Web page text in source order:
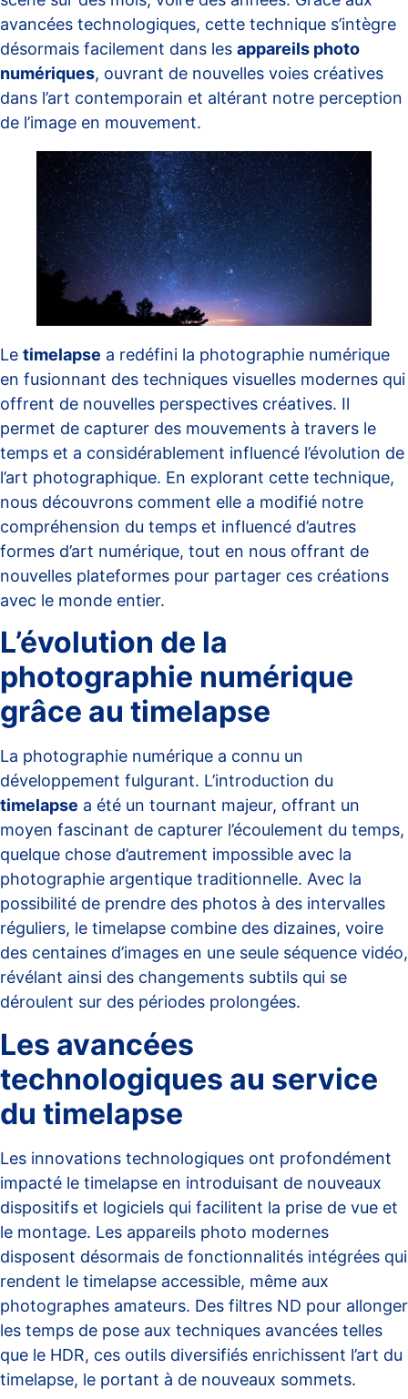
avancées technologiques, cette technique s’intègre
désormais facilement dans les appareils photo
numériques, ouvrant de nouvelles voies créatives
dans l’art contemporain et altérant notre perception
de l’image en mouvement.
Le timelapse a redéfini la photographie numérique
en fusionnant des techniques visuelles modernes qui
offrent de nouvelles perspectives créatives. Il
permet de capturer des mouvements à travers le
temps et a considérablement influencé l’évolution de
l’art photographique. En explorant cette technique,
nous découvrons comment elle a modifié notre
compréhension du temps et influencé d’autres
formes d’art numérique, tout en nous offrant de
nouvelles plateformes pour partager ces créations
avec le monde entier.
L’évolution de la
photographie numérique
grâce au timelapse
La photographie numérique a connu un
développement fulgurant. L’introduction du
timelapse a été un tournant majeur, offrant un
moyen fascinant de capturer l’écoulement du temps,
quelque chose d’autrement impossible avec la
photographie argentique traditionnelle. Avec la
possibilité de prendre des photos à des intervalles
réguliers, le timelapse combine des dizaines, voire
des centaines d’images en une seule séquence vidéo,
révélant ainsi des changements subtils qui se
déroulent sur des périodes prolongées.
Les avancées
technologiques au service
du timelapse
Les innovations technologiques ont profondément
impacté le timelapse en introduisant de nouveaux
dispositifs et logiciels qui facilitent la prise de vue et
le montage. Les appareils photo modernes
disposent désormais de fonctionnalités intégrées qui
rendent le timelapse accessible, même aux
photographes amateurs. Des filtres ND pour allonger
les temps de pose aux techniques avancées telles
que le HDR, ces outils diversifiés enrichissent l’art du
timelapse, le portant à de nouveaux sommets.